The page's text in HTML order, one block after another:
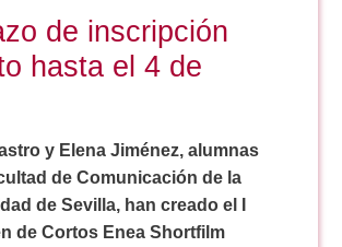
Audiovisual
CAV
Audiovisual
CAV
Virtual
de inscripción
hasta el 4 de
y Elena Jiménez, alumnas
de Comunicación de la
de Sevilla, han creado el I
de Cortos Enea Shortfilm